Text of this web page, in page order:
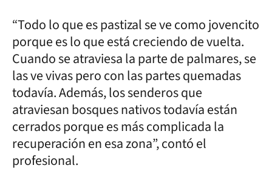
“Todo lo que es pastizal se ve como jovencito
porque es lo que está creciendo de vuelta.
Cuando se atraviesa la parte de palmares, se
las ve vivas pero con las partes quemadas
todavía. Además, los senderos que
atraviesan bosques nativos todavía están
cerrados porque es más complicada la
recuperación en esa zona”, contó el
profesional.